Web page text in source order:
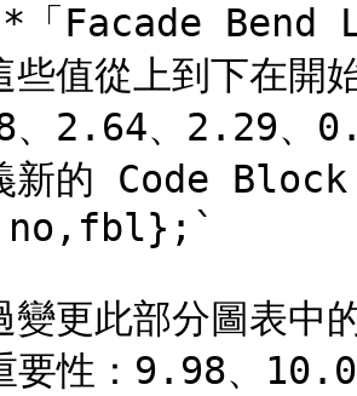
*「Facade Bend
值從上到下在開
、2.64、2.29、
的 Code Block
更此部分圖表中